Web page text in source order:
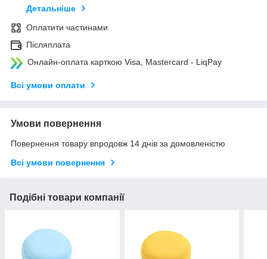
Детальніше
Оплатити частинами
Післяплата
Онлайн-оплата карткою Visa, Mastercard - LiqPay
Всі умови оплати
Умови повернення
Повернення товару впродовж 14 днів за домовленістю
Всі умови повернення
Подібні товари компанії